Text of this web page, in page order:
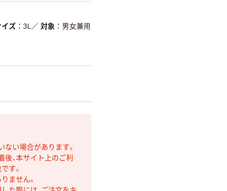
イズ 3L ／ 対象
男女兼用
ない場合があります。
後、本サイト上のご利
す。
ません。